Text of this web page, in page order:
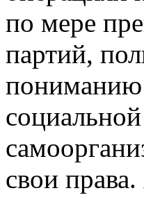
по мере
партий,
пониманию
свои